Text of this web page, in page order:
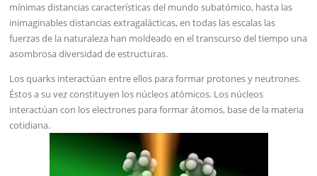
mínimas distancias características del mundo subatómico, hasta las
inimaginables distancias extragalácticas, en todas las escalas las
fuerzas de la naturaleza han moldeado en el transcurso del tiempo una
asombrosa diversidad de estructuras.
Los quarks interactúan entre ellos para formar protones y neutrones.
Éstos a su vez constituyen los núcleos atómicos. Los núcleos
interactúan con los electrones para formar átomos, base de la materia
cotidiana.